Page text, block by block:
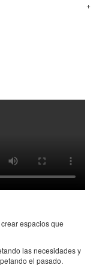
+
espacios que
las necesidades y
el pasado.